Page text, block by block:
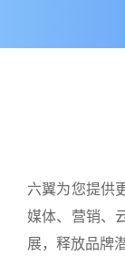
六翼为您提供
媒体、营销、
展，释放品牌